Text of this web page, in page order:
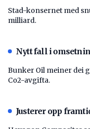
Stad-konsernet med
milliard.
Nytt fall i
Bunker Oil meiner dei
Co2-avgifta.
Justerer opp